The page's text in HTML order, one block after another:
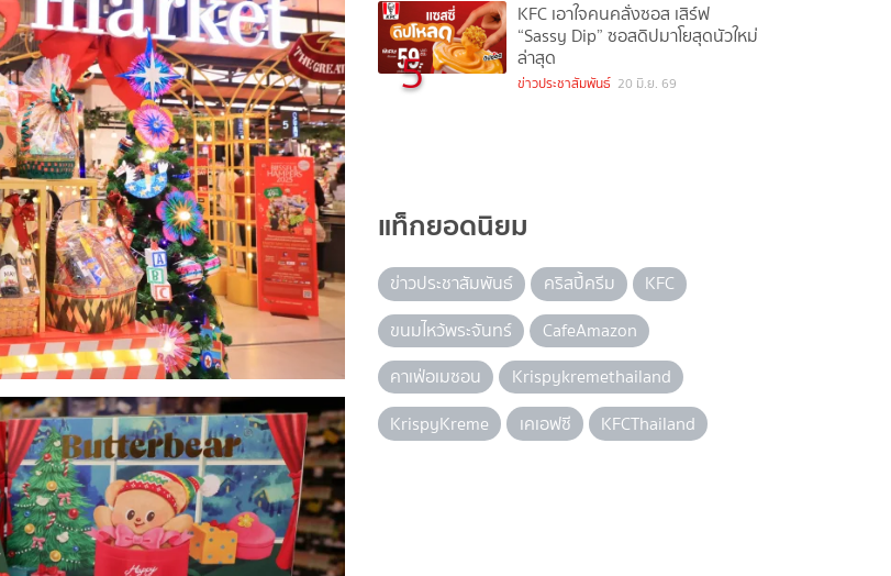
5
KFC เอาใจคนคลั่งซอส เสิร์ฟ
“Sassy Dip” ซอสดิปมาโยสุดนัวใหม่
ล่าสุด
ข่าวประชาสัมพันธ์ 20 มิ.ย. 69
แท็กยอดนิยม
ข่าวประชาสัมพันธ์ คริสปี้ครีม
KFC
ขนมไหว้พระจันทร์
CafeAmazon
คาเฟ่อเมซอน
Krispykremethailand
KrispyKreme
เคเอฟซี KFCThailand